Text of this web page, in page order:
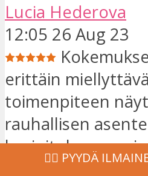
Lucia Hederova
12:05 26 Aug 23
erittäin
toimenpiteen
rauhallisen
harjoituksen
potilaitaan eikä
‍👩‍⚕ PYYDÄ